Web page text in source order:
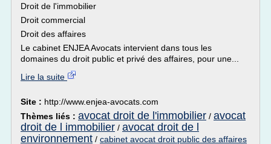
Droit de l'immobilier
Droit commercial
Droit des affaires
Le cabinet ENJEA Avocats intervient dans tous les
domaines du droit public et privé des affaires, pour une...
Lire la suite
Site : http://www.enjea-avocats.com
Thèmes liés : avocat droit de l'immobilier / avocat
droit de l immobilier / avocat droit de l
environnement / cabinet avocat droit public des affaires